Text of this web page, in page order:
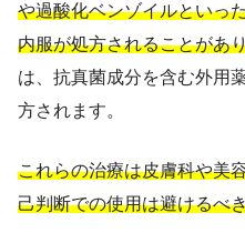
や過酸化ベンゾイルといっ
内服が処方されることがあ
は、抗真菌成分を含む外用
方されます。
これらの治療は皮膚科や美
己判断での使用は避けるべ